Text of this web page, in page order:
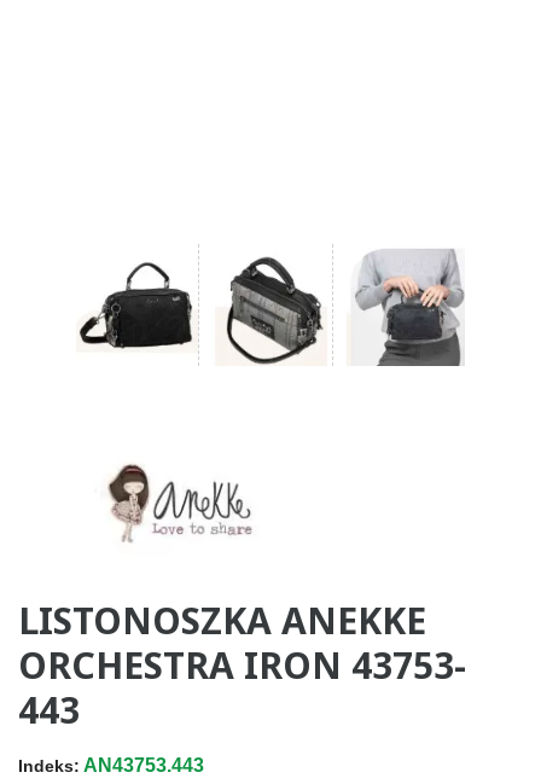
LISTONOSZKA ANEKKE
ORCHESTRA IRON 43753-
443
Indeks: AN43753.443